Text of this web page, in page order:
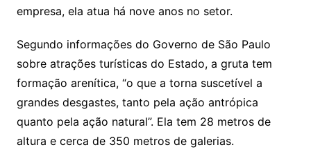
empresa, ela atua há nove anos no setor.
Segundo informações do Governo de São Paulo
sobre atrações turísticas do Estado, a gruta tem
formação arenítica, “o que a torna suscetível a
grandes desgastes, tanto pela ação antrópica
quanto pela ação natural”. Ela tem 28 metros de
altura e cerca de 350 metros de galerias.